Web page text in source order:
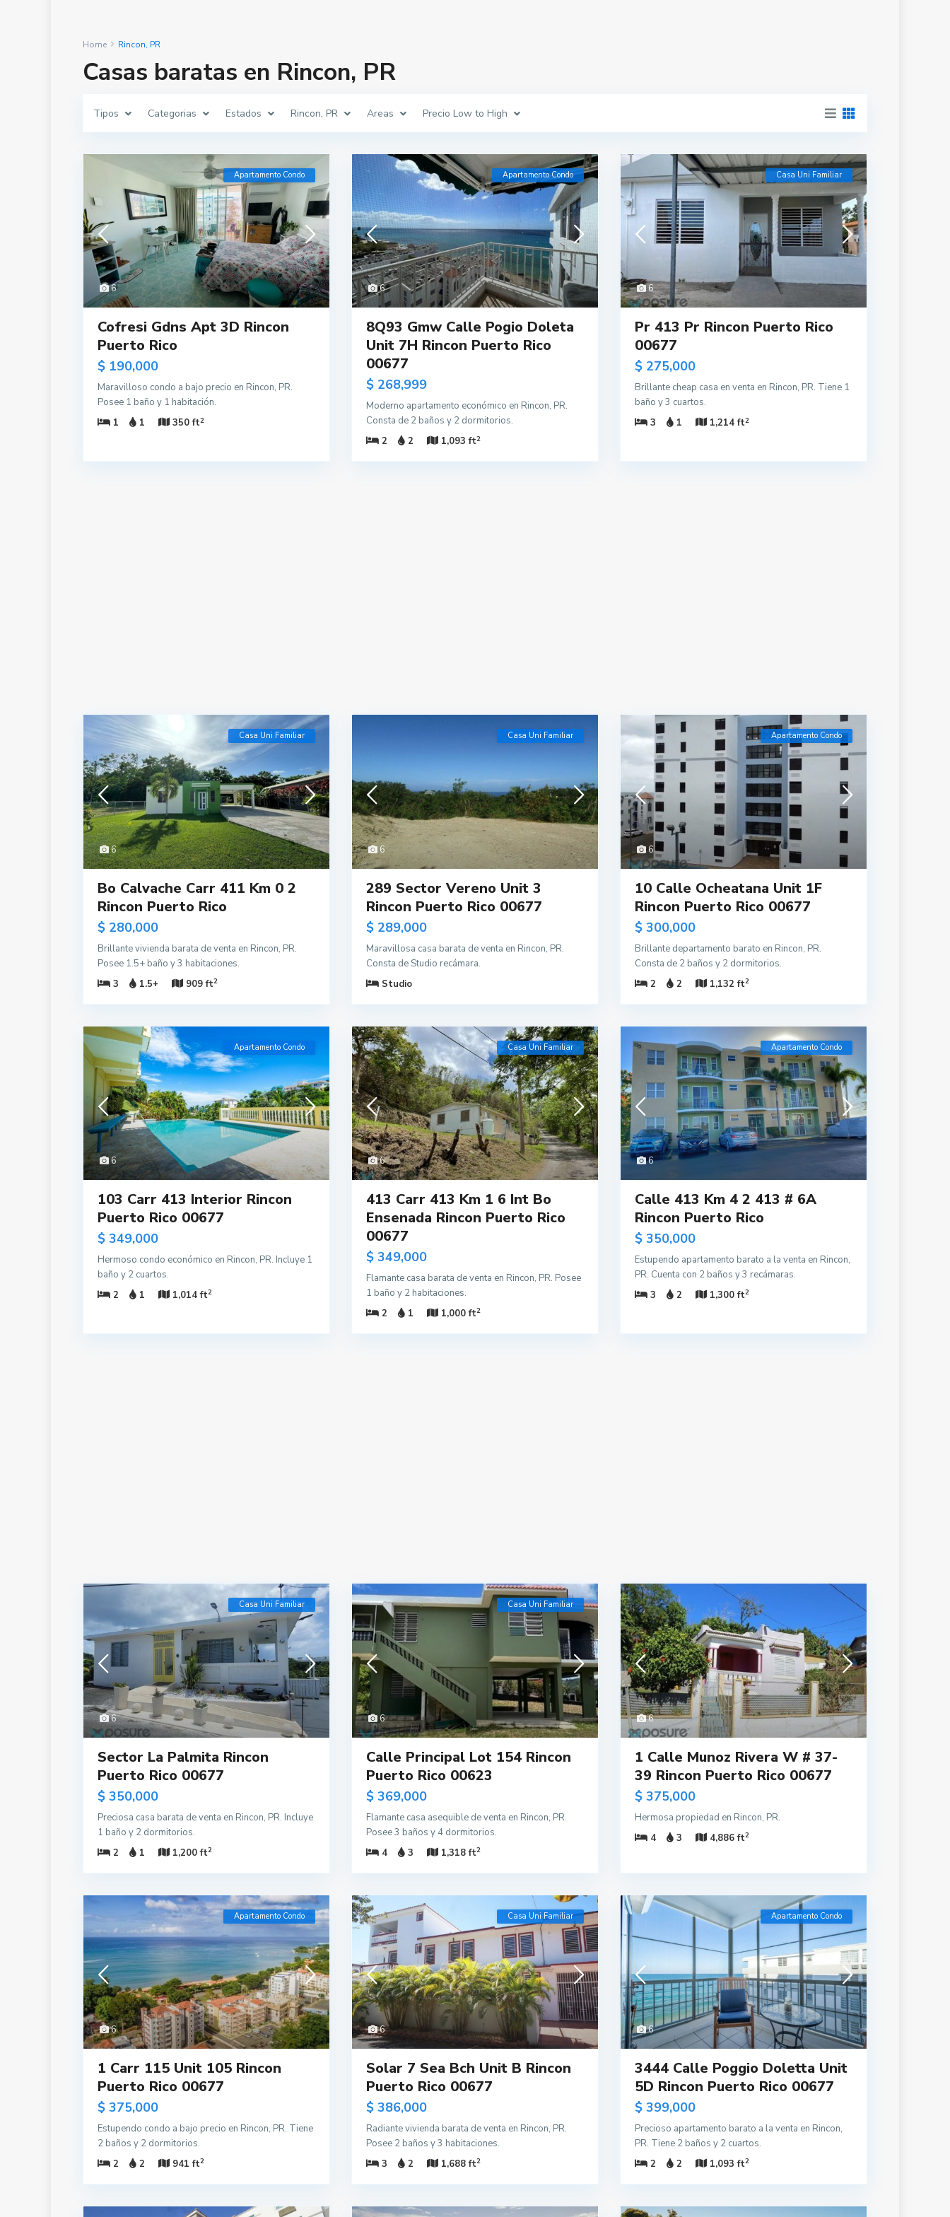
Home Rincon, PR
Casas baratas en Rincon, PR
Tipos Categorias Estados Rincon, PR Areas Precio Low to High
6
Apartamento Condo
Cofresi Gdns Apt 3D Rincon
Puerto Rico
$ 190,000
Maravilloso condo a bajo precio en Rincon, PR.
Posee 1 baño y 1 habitación.
1
1 350 ft2
6
Apartamento Condo
8Q93 Gmw Calle Pogio Doleta
Unit 7H Rincon Puerto Rico
00677
$ 268,999
Moderno apartamento económico en Rincon, PR.
Consta de 2 baños y 2 dormitorios.
2
2 1,093 ft2
6
Casa Uni Familiar
Pr 413 Pr Rincon Puerto Rico
00677
$ 275,000
Brillante cheap casa en venta en Rincon, PR. Tiene 1
baño y 3 cuartos.
3
1 1,214 ft2
6
Casa Uni Familiar
Bo Calvache Carr 411 Km 0 2
Rincon Puerto Rico
$ 280,000
Brillante vivienda barata de venta en Rincon, PR.
Posee 1.5+ baño y 3 habitaciones.
3
1.5+ 909 ft2
6
Casa Uni Familiar
289 Sector Vereno Unit 3
Rincon Puerto Rico 00677
$ 289,000
Maravillosa casa barata de venta en Rincon, PR.
Consta de Studio recámara.
Studio
6
Apartamento Condo
10 Calle Ocheatana Unit 1F
Rincon Puerto Rico 00677
$ 300,000
Brillante departamento barato en Rincon, PR.
Consta de 2 baños y 2 dormitorios.
2
2 1,132 ft2
6
Apartamento Condo
103 Carr 413 Interior Rincon
Puerto Rico 00677
$ 349,000
Hermoso condo económico en Rincon, PR. Incluye 1
baño y 2 cuartos.
2
1 1,014 ft2
6
Casa Uni Familiar
413 Carr 413 Km 1 6 Int Bo
Ensenada Rincon Puerto Rico
00677
$ 349,000
Flamante casa barata de venta en Rincon, PR. Posee
1 baño y 2 habitaciones.
2
1 1,000 ft2
6
Apartamento Condo
Calle 413 Km 4 2 413 # 6A
Rincon Puerto Rico
$ 350,000
Estupendo apartamento barato a la venta en Rincon,
PR. Cuenta con 2 baños y 3 recámaras.
3
2 1,300 ft2
6
Casa Uni Familiar
Sector La Palmita Rincon
Puerto Rico 00677
$ 350,000
Preciosa casa barata de venta en Rincon, PR. Incluye
1 baño y 2 dormitorios.
2
1 1,200 ft2
6
Casa Uni Familiar
Calle Principal Lot 154 Rincon
Puerto Rico 00623
$ 369,000
Flamante casa asequible de venta en Rincon, PR.
Posee 3 baños y 4 dormitorios.
4
3 1,318 ft2
6
1 Calle Munoz Rivera W # 37-
39 Rincon Puerto Rico 00677
$ 375,000
Hermosa propiedad en Rincon, PR.
4
3 4,886 ft2
6
Apartamento Condo
1 Carr 115 Unit 105 Rincon
Puerto Rico 00677
$ 375,000
Estupendo condo a bajo precio en Rincon, PR. Tiene
2 baños y 2 dormitorios.
2
2 941 ft2
6
Casa Uni Familiar
Solar 7 Sea Bch Unit B Rincon
Puerto Rico 00677
$ 386,000
Radiante vivienda barata de venta en Rincon, PR.
Posee 2 baños y 3 habitaciones.
3
2 1,688 ft2
6
Apartamento Condo
3444 Calle Poggio Doletta Unit
5D Rincon Puerto Rico 00677
$ 399,000
Precioso apartamento barato a la venta en Rincon,
PR. Tiene 2 baños y 2 cuartos.
2
2 1,093 ft2